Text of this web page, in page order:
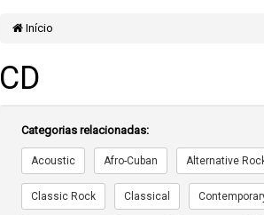
Início
CD
Categorias relacionadas:
Acoustic Afro-Cuban Alternative
Classic Rock Classical